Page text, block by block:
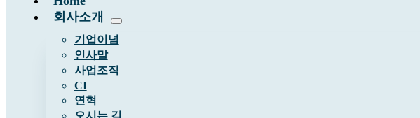
회사소개
기업이념
인사말
사업조직
CI
연혁
오시는 길